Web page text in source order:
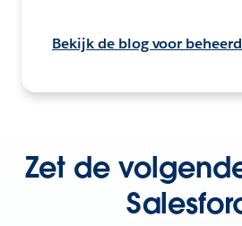
Bekijk de blog voor
Zet de